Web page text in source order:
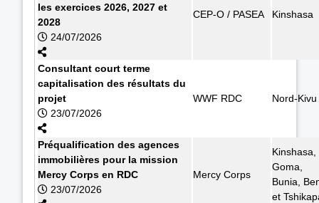
les exercices 2026, 2027 et
2028
24/07/2026
CEP-O / PASEA Kinshasa
Consultant court terme
capitalisation des résultats du
projet
23/07/2026
WWF RDC Nord-Kivu
Préqualification des agences
immobilières pour la mission
Mercy Corps en RDC
23/07/2026
Mercy Corps
Kinshasa,
Goma,
Bunia,
et